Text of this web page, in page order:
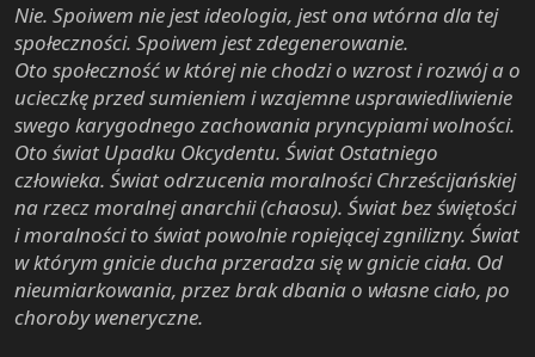
Nie. Spoiwem nie jest ideologia, jest ona wtórna dla tej
społeczności. Spoiwem jest zdegenerowanie.
Oto społeczność w której nie chodzi o wzrost i rozwój a o
ucieczkę przed sumieniem i wzajemne usprawiedliwienie
swego karygodnego zachowania pryncypiami wolności.
Oto świat Upadku Okcydentu. Świat Ostatniego
człowieka. Świat odrzucenia moralności Chrześcijańskiej
na rzecz moralnej anarchii (chaosu). Świat bez świętości
i moralności to świat powolnie ropiejącej zgnilizny. Świat
w którym gnicie ducha przeradza się w gnicie ciała. Od
nieumiarkowania, przez brak dbania o własne ciało, po
choroby weneryczne.